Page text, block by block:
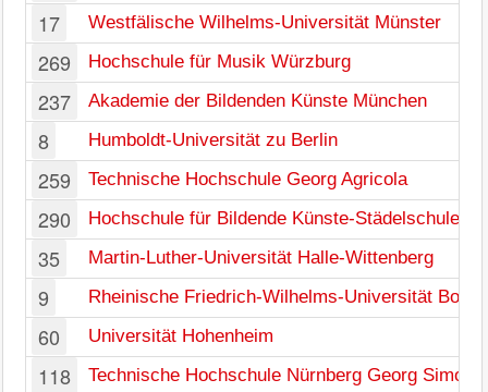
17 Westfälische Wilhelms-Universität Münster
269 Hochschule für Musik Würzburg
237 Akademie der Bildenden Künste München
8 Humboldt-Universität zu Berlin
259 Technische Hochschule Georg Agricola
290 Hochschule für Bildende Künste-Städelschule
35 Martin-Luther-Universität Halle-Wittenberg
9 Rheinische Friedrich-Wilhelms-Universität Bonn
60 Universität Hohenheim
118 Technische Hochschule Nürnberg Georg Simon